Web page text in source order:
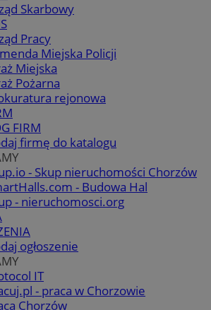
Skarbowy
Pracy
Miejska Policji
Miejska
Pożarna
rejonowa
FIRM
firmę do katalogu
- Skup nieruchomości Chorzów
- Budowa Hal
- nieruchomosci.org
ogłoszenie
IT
- praca w Chorzowie
Chorzów